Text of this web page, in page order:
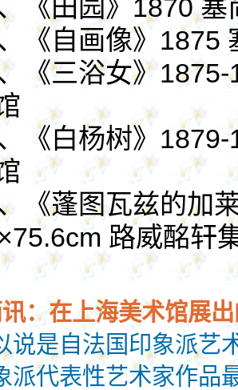
《田园》1870
《自画像》1875
《三浴女》
《白杨树》
《蓬图瓦兹的加
路威酩轩
：在上海美术馆展
说是自法国印象派艺
派代表性艺术家作品